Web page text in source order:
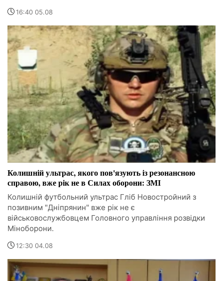
16:40 05.08
Колишній ультрас, якого пов'язують із резонансною
справою, вже рік не в Силах оборони: ЗМІ
Колишній футбольний ультрас Гліб Новостройний з
позивним "Дніпрянин" вже рік не є
військовослужбовцем Головного управління розвідки
Міноборони.
12:30 04.08